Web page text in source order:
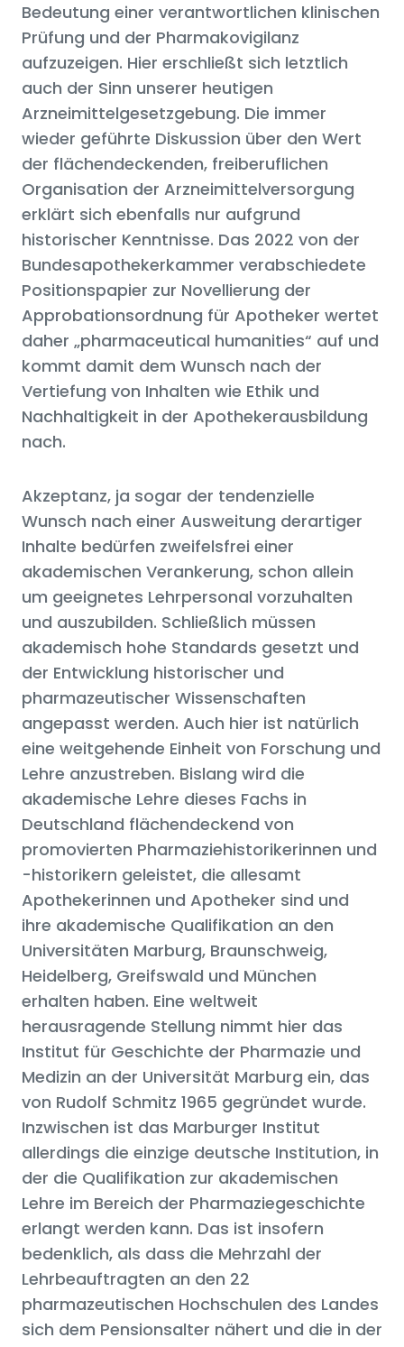
Bedeutung einer verantwortlichen klinischen
Prüfung und der Pharmakovigilanz
aufzuzeigen. Hier erschließt sich letztlich
auch der Sinn unserer heutigen
Arzneimittelgesetzgebung. Die immer
wieder geführte Diskussion über den Wert
der flächendeckenden, freiberuflichen
Organisation der Arzneimittelversorgung
erklärt sich ebenfalls nur aufgrund
historischer Kenntnisse. Das 2022 von der
Bundesapothekerkammer verabschiedete
Positionspapier zur Novellierung der
Approbationsordnung für Apotheker wertet
daher „pharmaceutical humanities“ auf und
kommt damit dem Wunsch nach der
Vertiefung von Inhalten wie Ethik und
Nachhaltigkeit in der Apothekerausbildung
nach.
Akzeptanz, ja sogar der tendenzielle
Wunsch nach einer Ausweitung derartiger
Inhalte bedürfen zweifelsfrei einer
akademischen Verankerung, schon allein
um geeignetes Lehrpersonal vorzuhalten
und auszubilden. Schließlich müssen
akademisch hohe Standards gesetzt und
der Entwicklung historischer und
pharmazeutischer Wissenschaften
angepasst werden. Auch hier ist natürlich
eine weitgehende Einheit von Forschung und
Lehre anzustreben. Bislang wird die
akademische Lehre dieses Fachs in
Deutschland flächendeckend von
promovierten Pharmaziehistorikerinnen und
-historikern geleistet, die allesamt
Apothekerinnen und Apotheker sind und
ihre akademische Qualifikation an den
Universitäten Marburg, Braunschweig,
Heidelberg, Greifswald und München
erhalten haben. Eine weltweit
herausragende Stellung nimmt hier das
Institut für Geschichte der Pharmazie und
Medizin an der Universität Marburg ein, das
von Rudolf Schmitz 1965 gegründet wurde.
Inzwischen ist das Marburger Institut
allerdings die einzige deutsche Institution, in
der die Qualifikation zur akademischen
Lehre im Bereich der Pharmaziegeschichte
erlangt werden kann. Das ist insofern
bedenklich, als dass die Mehrzahl der
Lehrbeauftragten an den 22
pharmazeutischen Hochschulen des Landes
sich dem Pensionsalter nähert und die in der